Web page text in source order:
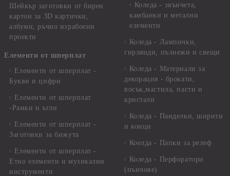
Шейкър заготовки от бирен
картон за 3D картички,
албуми, ръчно израбоени
проекти
Елементи от шперплат
Елементи от шперплат -
Букви и цифри
Елементи от шперплат
-Рамки и ъгли
Елементи от шперплат -
Заготовки за бижута
Елементи от шперплат -
Етно елементи и музикални
инструменти
Коледа - звънчета,
камбанки и метални
елементи
Коледа - Лампички,
гирлянди, пълнежи и свещи
Коледа - Материали за
декорация - брокати,
восък,мастила, пасти и
кристали
Коледа - Панделки, ширити
и конци
Коелда - Папки за релеф
Коледа - Перфоратори
(пънчове)